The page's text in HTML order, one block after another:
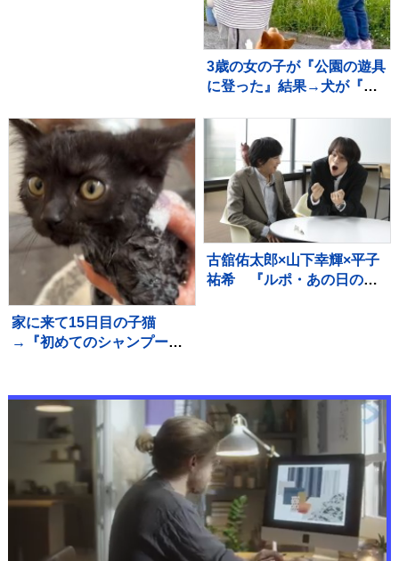
3歳の女の子が『公園の遊具
に登った』結果→犬が『高
て…愛を感じる行動に反響
「守ろうとしてる」「優し
いお姉さん」
家に来て15日目の子猫
→『初めてのシャンプー』
い子」「かわいー」と癒さ
れる人が続出
古舘佑太郎×山下幸輝×平子
祐希 『ルポ・あの日の真